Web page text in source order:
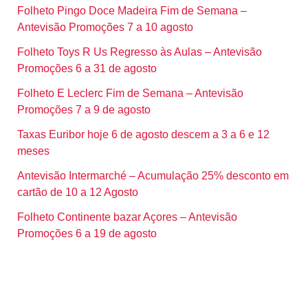
Folheto Pingo Doce Madeira Fim de Semana –
Antevisão Promoções 7 a 10 agosto
Folheto Toys R Us Regresso às Aulas – Antevisão
Promoções 6 a 31 de agosto
Folheto E Leclerc Fim de Semana – Antevisão
Promoções 7 a 9 de agosto
Taxas Euribor hoje 6 de agosto descem a 3 a 6 e 12
meses
Antevisão Intermarché – Acumulação 25% desconto em
cartão de 10 a 12 Agosto
Folheto Continente bazar Açores – Antevisão
Promoções 6 a 19 de agosto